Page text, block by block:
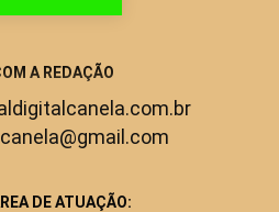
A REDAÇÃO
DE ATUAÇÃO: